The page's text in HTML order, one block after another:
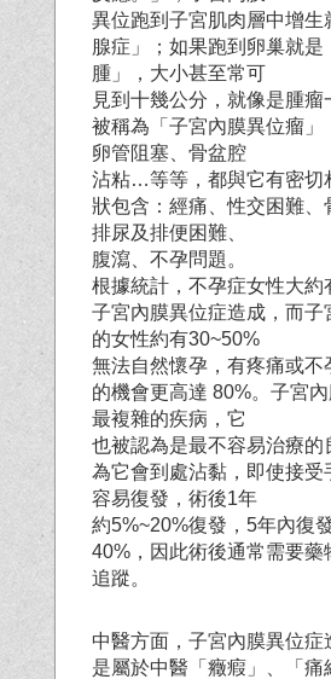
異位跑到子宮肌肉層中增生
腺症」；如果跑到卵巢就是
腫」，大小甚至常可
見到十幾公分，就像是腫瘤
被稱為「子宮內膜異位瘤」
卵管阻塞、骨盆腔
沾粘…等等，都與它有密切
狀包含：經痛、性交困難、
排尿及排便困難、
腹瀉、不孕問題。
根據統計，不孕症女性大約
子宮內膜異位症造成，而子
的女性約有30~50%
無法自然懷孕，有疼痛或不
的機會更高達 80%。子宮
最複雜的疾病，它
也被認為是最不容易治療的
為它會到處沾黏，即使接受
容易復發，術後1年
約5%~20%復發，5年內復
40%，因此術後通常需要藥
追蹤。
中醫方面，子宮內膜異位症
是屬於中醫「癥瘕」、「痛